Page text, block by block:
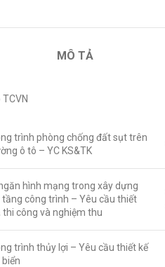
MÔ TẢ
trình phòng chống đất sụt trên
ô tô – YC KS&TK
hình mạng trong xây dựng
tầng công trình – Yêu cầu thiết
thi công và nghiệm thu
trình thủy lợi – Yêu cầu thiết kế